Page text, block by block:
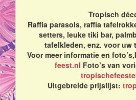
Tropisch
Raffia parasols, raffia
setters, leuke tiki bar,
tafelkleden, enz. voor uw
Voor meer informatie en
feest.nl Foto’s van
Uitgebreide prijslijst: